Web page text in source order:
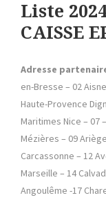
Liste
CAISSE
Adresse
en-Bresse – 02
Haute-Provence
Maritimes Nice – 07
Mézières – 09
Carcassonne – 12
Marseille – 14
Angoulême -17